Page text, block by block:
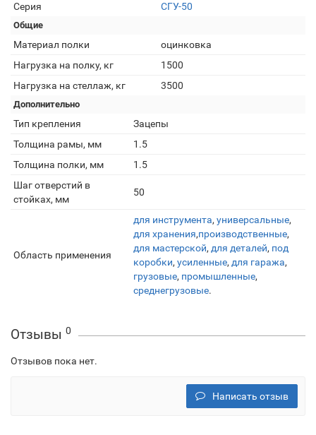
Серия СГУ-50
Общие
Материал полки
оцинковка
Нагрузка на полку, кг
1500
Нагрузка на стеллаж, кг
3500
Дополнительно
Тип крепления
Зацепы
Толщина рамы, мм
1.5
Толщина полки, мм
1.5
Шаг отверстий в
стойках, мм
50
Область применения
для инструмента, универсальные,
для хранения,производственные,
для мастерской, для деталей, под
коробки, усиленные, для гаража,
грузовые, промышленные,
среднегрузовые.
Отзывы 0
Отзывов пока нет.
Написать отзыв